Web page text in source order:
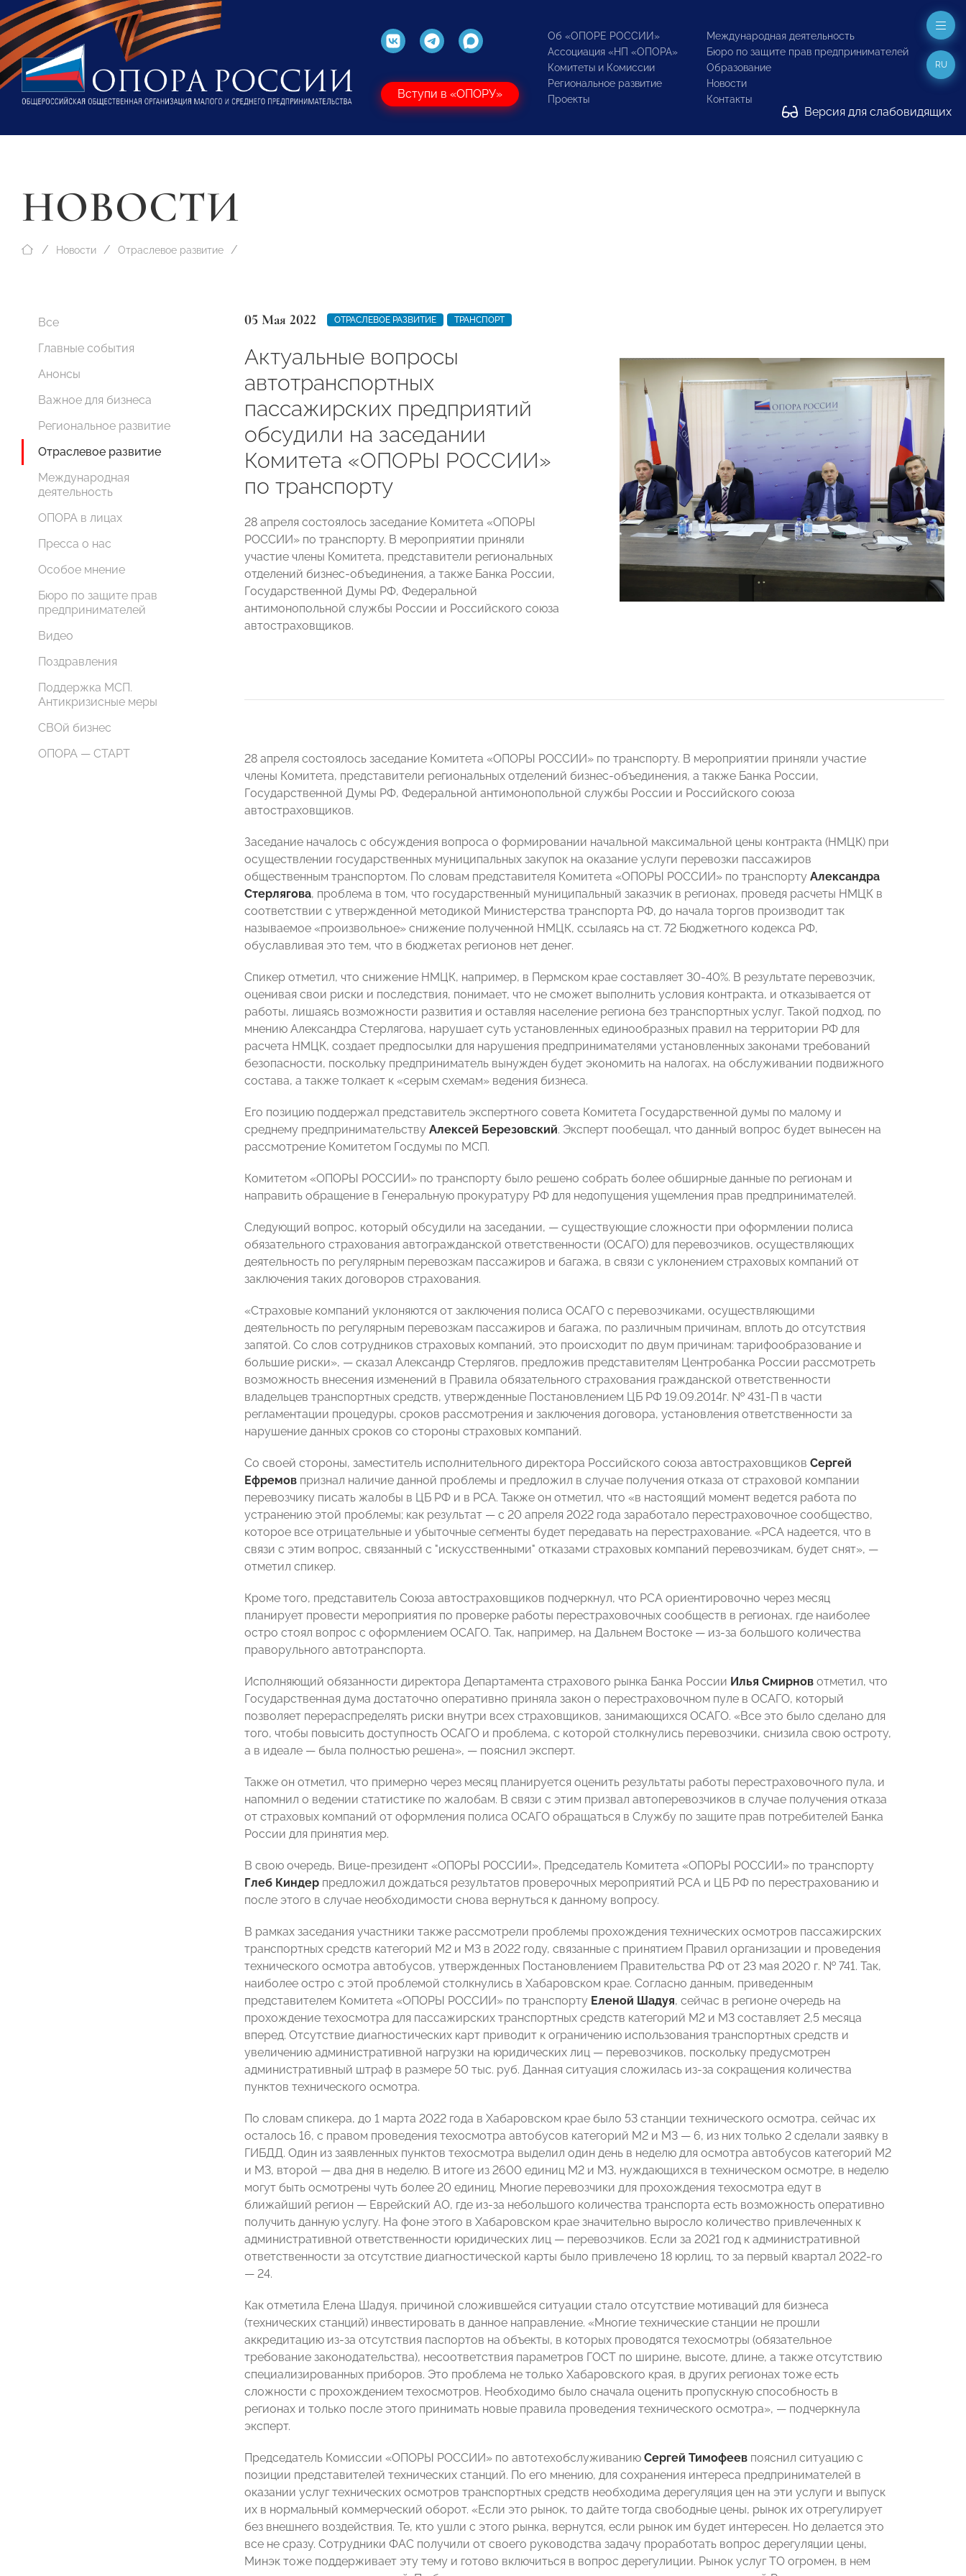
Вступи в «ОПОРУ»
Об «ОПОРЕ РОССИИ»
Ассоциация «НП «ОПОРА»
Комитеты и Комиссии
Региональное развитие
Проекты
Международная деятельность
Бюро по защите прав предпринимателей
Образование
Новости
Контакты
Версия для слабовидящих
RU
НОВОСТИ
Новости Отраслевое развитие
Все
Главные события
Анонсы
Важное для бизнеса
Региональное развитие
Отраслевое развитие
Международная
деятельность
ОПОРА в лицах
Пресса о нас
Особое мнение
Бюро по защите прав
предпринимателей
Видео
Поздравления
Поддержка МСП.
Антикризисные меры
СВОй бизнес
ОПОРА — СТАРТ
05 Мая 2022 ОТРАСЛЕВОЕ РАЗВИТИЕ ТРАНСПОРТ
Актуальные вопросы
автотранспортных
пассажирских предприятий
обсудили на заседании
Комитета «ОПОРЫ РОССИИ»
по транспорту
28 апреля состоялось заседание Комитета «ОПОРЫ
РОССИИ» по транспорту. В мероприятии приняли
участие члены Комитета, представители региональных
отделений бизнес-объединения, а также Банка России,
Государственной Думы РФ, Федеральной
антимонопольной службы России и Российского союза
автостраховщиков.
28 апреля состоялось заседание Комитета «ОПОРЫ РОССИИ» по транспорту. В мероприятии приняли участие
члены Комитета, представители региональных отделений бизнес-объединения, а также Банка России,
Государственной Думы РФ, Федеральной антимонопольной службы России и Российского союза
автостраховщиков.
Заседание началось с обсуждения вопроса о формировании начальной максимальной цены контракта (НМЦК) при
осуществлении государственных муниципальных закупок на оказание услуги перевозки пассажиров
общественным транспортом. По словам представителя Комитета «ОПОРЫ РОССИИ» по транспорту Александра
Стерлягова, проблема в том, что государственный муниципальный заказчик в регионах, проведя расчеты НМЦК в
соответствии с утвержденной методикой Министерства транспорта РФ, до начала торгов производит так
называемое «произвольное» снижение полученной НМЦК, ссылаясь на ст. 72 Бюджетного кодекса РФ,
обуславливая это тем, что в бюджетах регионов нет денег.
Спикер отметил, что снижение НМЦК, например, в Пермском крае составляет 30-40%. В результате перевозчик,
оценивая свои риски и последствия, понимает, что не сможет выполнить условия контракта, и отказывается от
работы, лишаясь возможности развития и оставляя население региона без транспортных услуг. Такой подход, по
мнению Александра Стерлягова, нарушает суть установленных единообразных правил на территории РФ для
расчета НМЦК, создает предпосылки для нарушения предпринимателями установленных законами требований
безопасности, поскольку предприниматель вынужден будет экономить на налогах, на обслуживании подвижного
состава, а также толкает к «серым схемам» ведения бизнеса.
Его позицию поддержал представитель экспертного совета Комитета Государственной думы по малому и
среднему предпринимательству Алексей Березовский. Эксперт пообещал, что данный вопрос будет вынесен на
рассмотрение Комитетом Госдумы по МСП.
Комитетом «ОПОРЫ РОССИИ» по транспорту было решено собрать более обширные данные по регионам и
направить обращение в Генеральную прокуратуру РФ для недопущения ущемления прав предпринимателей.
Следующий вопрос, который обсудили на заседании, — существующие сложности при оформлении полиса
обязательного страхования автогражданской ответственности (ОСАГО) для перевозчиков, осуществляющих
деятельность по регулярным перевозкам пассажиров и багажа, в связи с уклонением страховых компаний от
заключения таких договоров страхования.
«Страховые компаний уклоняются от заключения полиса ОСАГО с перевозчиками, осуществляющими
деятельность по регулярным перевозкам пассажиров и багажа, по различным причинам, вплоть до отсутствия
запятой. Со слов сотрудников страховых компаний, это происходит по двум причинам: тарифообразование и
большие риски», — сказал Александр Стерлягов, предложив представителям Центробанка России рассмотреть
возможность внесения изменений в Правила обязательного страхования гражданской ответственности
владельцев транспортных средств, утвержденные Постановлением ЦБ РФ 19.09.2014г. № 431-П в части
регламентации процедуры, сроков рассмотрения и заключения договора, установления ответственности за
нарушение данных сроков со стороны страховых компаний.
Со своей стороны, заместитель исполнительного директора Российского союза автостраховщиков Сергей
Ефремов признал наличие данной проблемы и предложил в случае получения отказа от страховой компании
перевозчику писать жалобы в ЦБ РФ и в РСА. Также он отметил, что «в настоящий момент ведется работа по
устранению этой проблемы; как результат — с 20 апреля 2022 года заработало перестраховочное сообщество,
которое все отрицательные и убыточные сегменты будет передавать на перестрахование. «РСА надеется, что в
связи с этим вопрос, связанный с "искусственными" отказами страховых компаний перевозчикам, будет снят», —
отметил спикер.
Кроме того, представитель Союза автостраховщиков подчеркнул, что РСА ориентировочно через месяц
планирует провести мероприятия по проверке работы перестраховочных сообществ в регионах, где наиболее
остро стоял вопрос с оформлением ОСАГО. Так, например, на Дальнем Востоке — из-за большого количества
праворульного автотранспорта.
Исполняющий обязанности директора Департамента страхового рынка Банка России Илья Смирнов отметил, что
Государственная дума достаточно оперативно приняла закон о перестраховочном пуле в ОСАГО, который
позволяет перераспределять риски внутри всех страховщиков, занимающихся ОСАГО. «Все это было сделано для
того, чтобы повысить доступность ОСАГО и проблема, с которой столкнулись перевозчики, снизила свою остроту,
а в идеале — была полностью решена», — пояснил эксперт.
Также он отметил, что примерно через месяц планируется оценить результаты работы перестраховочного пула, и
напомнил о ведении статистике по жалобам. В связи с этим призвал автоперевозчиков в случае получения отказа
от страховых компаний от оформления полиса ОСАГО обращаться в Службу по защите прав потребителей Банка
России для принятия мер.
В свою очередь, Вице-президент «ОПОРЫ РОССИИ», Председатель Комитета «ОПОРЫ РОССИИ» по транспорту
Глеб Киндер предложил дождаться результатов проверочных мероприятий РСА и ЦБ РФ по перестрахованию и
после этого в случае необходимости снова вернуться к данному вопросу.
В рамках заседания участники также рассмотрели проблемы прохождения технических осмотров пассажирских
транспортных средств категорий М2 и М3 в 2022 году, связанные с принятием Правил организации и проведения
технического осмотра автобусов, утвержденных Постановлением Правительства РФ от 23 мая 2020 г. № 741. Так,
наиболее остро с этой проблемой столкнулись в Хабаровском крае. Согласно данным, приведенным
представителем Комитета «ОПОРЫ РОССИИ» по транспорту Еленой Шадуя, сейчас в регионе очередь на
прохождение техосмотра для пассажирских транспортных средств категорий М2 и М3 составляет 2,5 месяца
вперед. Отсутствие диагностических карт приводит к ограничению использования транспортных средств и
увеличению административной нагрузки на юридических лиц — перевозчиков, поскольку предусмотрен
административный штраф в размере 50 тыс. руб. Данная ситуация сложилась из-за сокращения количества
пунктов технического осмотра.
По словам спикера, до 1 марта 2022 года в Хабаровском крае было 53 станции технического осмотра, сейчас их
осталось 16, с правом проведения техосмотра автобусов категорий М2 и М3 — 6, из них только 2 сделали заявку в
ГИБДД. Один из заявленных пунктов техосмотра выделил один день в неделю для осмотра автобусов категорий М2
и М3, второй — два дня в неделю. В итоге из 2600 единиц М2 и М3, нуждающихся в техническом осмотре, в неделю
могут быть осмотрены чуть более 20 единиц. Многие перевозчики для прохождения техосмотра едут в
ближайший регион — Еврейский АО, где из-за небольшого количества транспорта есть возможность оперативно
получить данную услугу. На фоне этого в Хабаровском крае значительно выросло количество привлеченных к
административной ответственности юридических лиц — перевозчиков. Если за 2021 год к административной
ответственности за отсутствие диагностической карты было привлечено 18 юрлиц, то за первый квартал 2022-го
— 24.
Как отметила Елена Шадуя, причиной сложившейся ситуации стало отсутствие мотиваций для бизнеса
(технических станций) инвестировать в данное направление. «Многие технические станции не прошли
аккредитацию из-за отсутствия паспортов на объекты, в которых проводятся техосмотры (обязательное
требование законодательства), несоответствия параметров ГОСТ по ширине, высоте, длине, а также отсутствию
специализированных приборов. Это проблема не только Хабаровского края, в других регионах тоже есть
сложности с прохождением техосмотров. Необходимо было сначала оценить пропускную способность в
регионах и только после этого принимать новые правила проведения технического осмотра», — подчеркнула
эксперт.
Председатель Комиссии «ОПОРЫ РОССИИ» по автотехобслуживанию Сергей Тимофеев пояснил ситуацию с
позиции представителей технических станций. По его мнению, для сохранения интереса предпринимателей в
оказании услуг технических осмотров транспортных средств необходима дерегуляция цен на эти услуги и выпуск
их в нормальный коммерческий оборот. «Если это рынок, то дайте тогда свободные цены, рынок их отрегулирует
без внешнего воздействия. Те, кто ушли с этого рынка, вернутся, если рынок им будет интересен. Но делается это
все не сразу. Сотрудники ФАС получили от своего руководства задачу проработать вопрос дерегуляции цены,
Минэк тоже поддерживает эту тему и готово включиться в вопрос дерегулиции. Рынок услуг ТО огромен, в нем